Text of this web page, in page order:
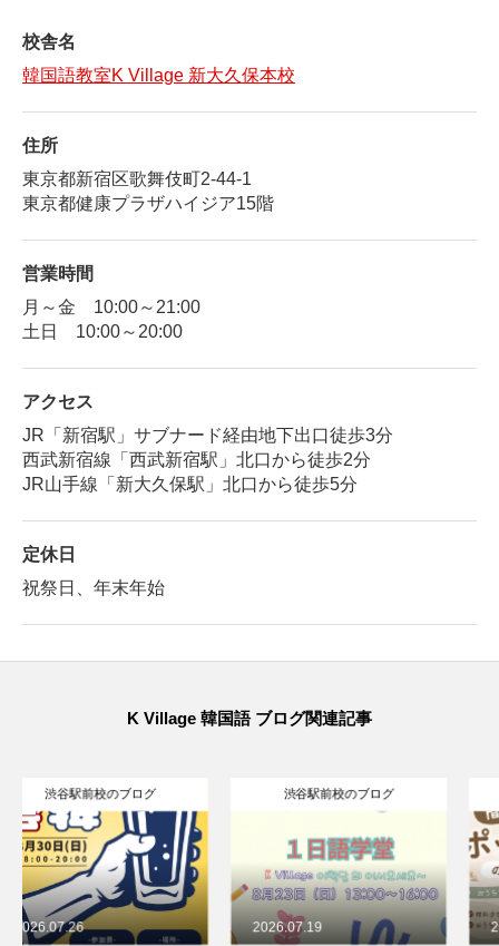
校舎名
韓国語教室K Village 新大久保本校
住所
東京都新宿区歌舞伎町2-44-1
東京都健康プラザハイジア15階
営業時間
月～金 10:00～21:00
土日 10:00～20:00
アクセス
JR「新宿駅」サブナード経由地下出口徒歩3分
西武新宿線「西武新宿駅」北口から徒歩2分
JR山手線「新大久保駅」北口から徒歩5分
定休日
祝祭日、年末年始
K Village 韓国語 ブログ関連記事
渋谷駅前校のブログ
2026.07.19
渋谷駅前校のブログ
2026.07.18